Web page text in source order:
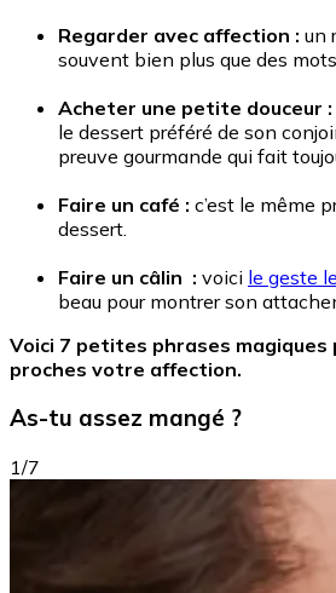
Regarder avec affection : un
souvent bien plus que des mots.
Acheter une petite douceur :
le dessert préféré de son
preuve gourmande qui fait
Faire un café : c’est le même
dessert.
Faire un câlin : voici le geste
beau pour montrer son
Voici 7 petites phrases magiques
proches votre affection.
As-tu assez mangé ?
1/7